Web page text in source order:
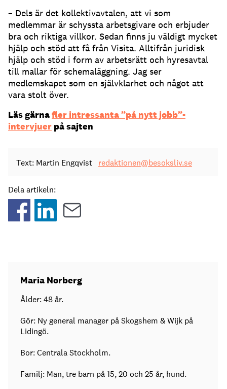
– Dels är det kollektivavtalen, att vi som
medlemmar är schyssta arbetsgivare och erbjuder
bra och riktiga villkor. Sedan finns ju väldigt mycket
hjälp och stöd att få från Visita. Alltifrån juridisk
hjälp och stöd i form av arbetsrätt och hyresavtal
till mallar för schemaläggning. Jag ser
medlemskapet som en självklarhet och något att
vara stolt över.
Läs gärnafler intressanta ”på nytt jobb”-
intervjuer på sajten
Text: Martin Engqvist redaktionen@besoksliv.se
Dela artikeln:
Maria Norberg
Ålder: 48 år.
Gör: Ny general manager på Skogshem & Wijk på
Lidingö.
Bor: Centrala Stockholm.
Familj: Man, tre barn på 15, 20 och 25 år, hund.